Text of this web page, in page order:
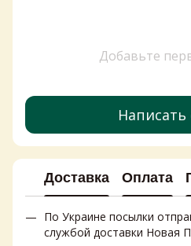
Добавьте
Доставка Оплата
По Украине посылки
службой доставки Новая